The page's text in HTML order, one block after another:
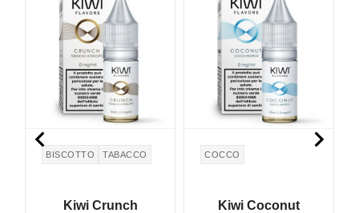
BISCOTTO TABACCO
Kiwi Crunch
COCCO
Kiwi Coconut
 